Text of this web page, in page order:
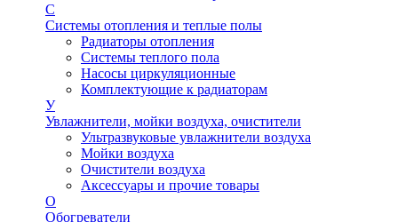
С
Системы отопления и теплые полы
Радиаторы отопления
Системы теплого пола
Насосы циркуляционные
Комплектующие к радиаторам
У
Увлажнители, мойки воздуха, очистители
Ультразвуковые увлажнители воздуха
Мойки воздуха
Очистители воздуха
Аксессуары и прочие товары
О
Обогреватели